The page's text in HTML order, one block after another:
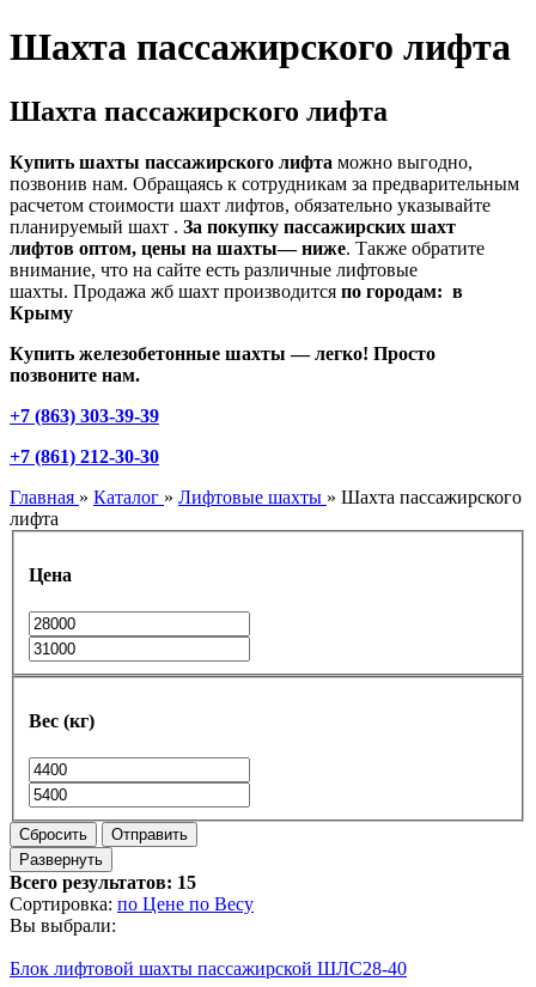
Шахта пассажирского лифта
Шахта пассажирского лифта
Купить шахты пассажирского лифта можно выгодно,
позвонив нам. Обращаясь к сотрудникам за предварительным
расчетом стоимости шахт лифтов, обязательно указывайте
планируемый шахт . За покупку пассажирских шахт
лифтов оптом, цены на шахты— ниже. Также обратите
внимание, что на сайте есть различные лифтовые
шахты. Продажа жб шахт производится по городам: в
Крыму
Купить железобетонные шахты — легко! Просто
позвоните нам.
+7 (863) 303-39-39
+7 (861) 212-30-30
Главная » Каталог » Лифтовые шахты » Шахта пассажирского
лифта
Цена
Вес (кг)
Сбросить
Отправить
Развернуть
Всего результатов: 15
Сортировка: по Цене по Весу
Вы выбрали:
Блок лифтовой шахты пассажирской ШЛС28-40